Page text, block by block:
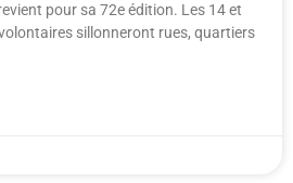
pour sa 72e édition. Les 14 et
sillonneront rues, quartiers